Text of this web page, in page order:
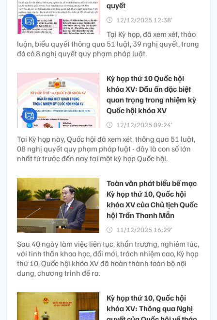
quyết
12/12/2025 12:38’
Tại Kỳ họp, đã xem xét, thảo
luận, biểu quyết thông qua 51 luật, 39 nghị quyết, trong
đó có 8 nghị quyết quy phạm pháp luật.
Kỳ họp thứ 10 Quốc hội
khóa XV: Dấu ấn đặc biệt
quan trọng trong nhiệm kỳ
Quốc hội khóa XV
12/12/2025 09:24’
Tại Kỳ họp này, Quốc hội đã xem xét, thông qua 51 luật,
08 nghị quyết quy phạm pháp luật - đây là con số lớn
nhất từ trước đến nay tại một kỳ họp Quốc hội.
Toàn văn phát biểu bế mạc
Kỳ họp thứ 10, Quốc hội
khóa XV của Chủ tịch Quốc
hội Trần Thanh Mẫn
11/12/2025 16:29’
Sau 40 ngày làm việc liên tục, khẩn trương, nghiêm túc,
với tinh thần khoa học, đổi mới, trách nhiệm cao, Kỳ họp
thứ 10, Quốc hội khóa XV đã hoàn thành toàn bộ nội
dung, chương trình đề ra.
Kỳ họp thứ 10, Quốc hội
khóa XV: Thông qua Nghị